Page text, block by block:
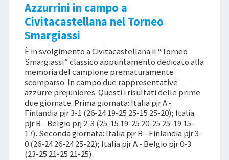
Azzurrini in campo a
Civitacastellana nel Torneo
Smargiassi
È in svolgimento a Civitacastellana il “Torneo
Smargiassi” classico appuntamento dedicato alla
memoria del campione prematuramente
scomparso. In campo due rappresentative
azzurre prejuniores. Questi i risultati delle prime
due giornate. Prima giornata: Italia pjr A -
Finlandia pjr 3-1 (26-24 19-25 25-15 25-20); Italia
pjr B - Belgio prj 2-3 (25-15 19-25 20-25 25-19 15-
17). Seconda giornata: Italia pjr B - Finlandia pjr 3-
0 (26-24 26-24 25-22); Italia pjr A - Belgio pjr 0-3
(23-25 21-25 21-25).